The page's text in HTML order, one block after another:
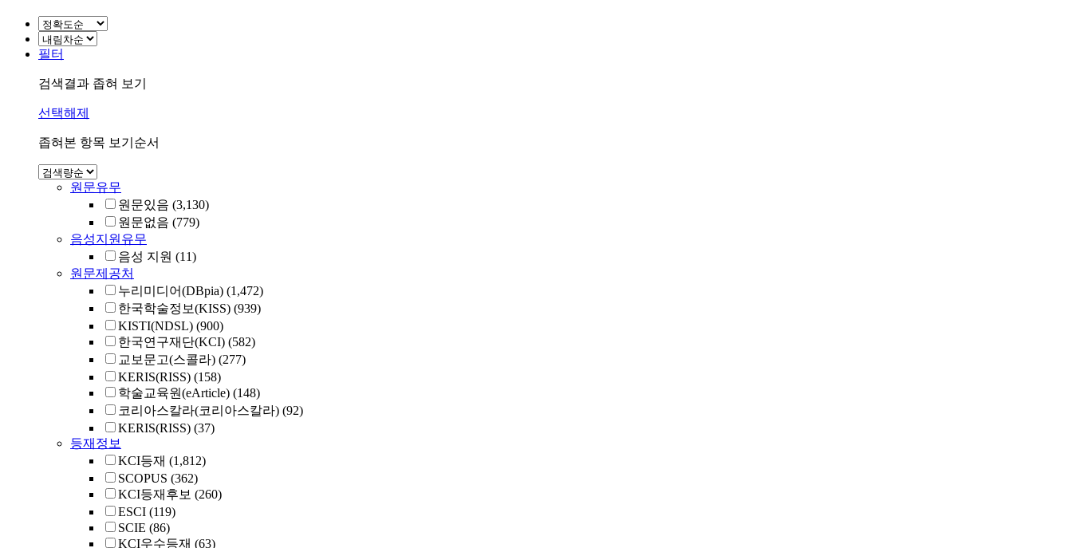
필터
검색결과 좁혀 보기
선택해제
좁혀본 항목 보기순서
원문유무
원문있음 (3,130)
원문없음 (779)
음성지원유무
음성 지원 (11)
원문제공처
누리미디어(DBpia) (1,472)
한국학술정보(KISS) (939)
KISTI(NDSL) (900)
한국연구재단(KCI) (582)
교보문고(스콜라) (277)
KERIS(RISS) (158)
학술교육원(eArticle) (148)
코리아스칼라(코리아스칼라) (92)
KERIS(RISS) (37)
등재정보
KCI등재 (1,812)
SCOPUS (362)
KCI등재후보 (260)
ESCI (119)
SCIE (86)
KCI우수등재 (63)